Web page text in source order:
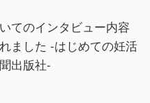
てのインタビュー内容
ました -はじめての妊活
出版社-